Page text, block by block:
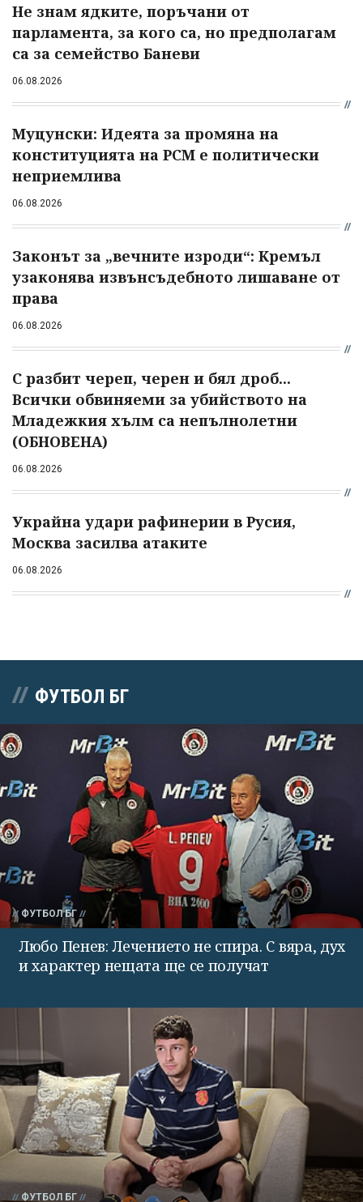
Не знам ядките, поръчани от
парламента, за кого са, но предполагам
са за семейство Баневи
06.08.2026
Муцунски: Идеята за промяна на
конституцията на РСМ е политически
неприемлива
06.08.2026
Законът за „вечните изроди“: Кремъл
узаконява извънсъдебното лишаване от
права
06.08.2026
С разбит череп, черен и бял дроб...
Всички обвиняеми за убийството на
Младежкия хълм са непълнолетни
(ОБНОВЕНА)
06.08.2026
Украйна удари рафинерии в Русия,
Москва засилва атаките
06.08.2026
ФУТБОЛ БГ
ФУТБОЛ БГ
Любо Пенев: Лечението не спира. С вяра, дух
и характер нещата ще се получат
ФУТБОЛ БГ